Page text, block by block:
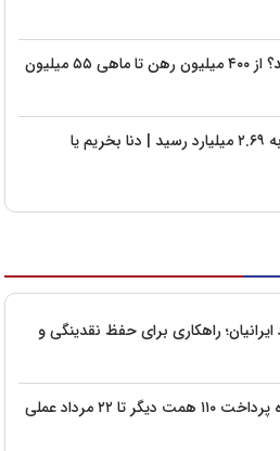
اجاره خانه در طرشت چقدر شد؟ از ۴۰۰ میلیون رهن تا ماهی ۵۵ میلیون
دنا دوباره گران شد؛ اتوماتیک به ۲.۶۹ میلیارد رسید | دنا بخریم یا
راهکاری برای حفظ نقدینگی و
بحران مطالبات گندمکاران؛ وعده پرداخت ۱۱۰ همت دیگر تا ۲۲ مرداد عملی